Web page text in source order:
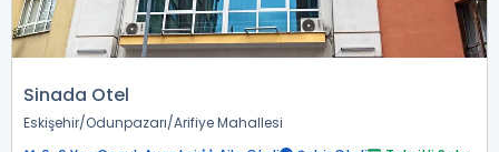
Sinada Otel
Eskişehir Odunpazarı Arifiye Mahallesi